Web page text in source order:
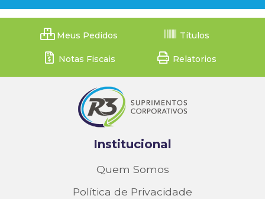
Meus Pedidos Títulos
Notas Fiscais Relatorios
Institucional
Quem Somos
Política de Privacidade